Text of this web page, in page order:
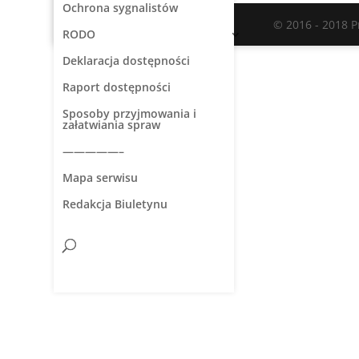
Ochrona sygnalistów
RODO
Deklaracja dostępności
Raport dostępności
Sposoby przyjmowania i
załatwiania spraw
—————–
Mapa serwisu
Redakcja Biuletynu
© 2016 - 2018